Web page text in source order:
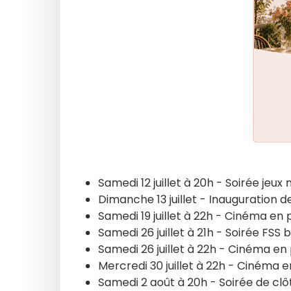
Samedi 12 juillet à 20h - Soirée jeux
Dimanche 13 juillet - Inauguration
Samedi 19 juillet à 22h - Cinéma
Samedi 26 juillet à 21h - Soirée FSS
Samedi 26 juillet à 22h - Cinéma
Mercredi 30 juillet à 22h - Cinéma
Samedi 2 août à 20h - Soirée de